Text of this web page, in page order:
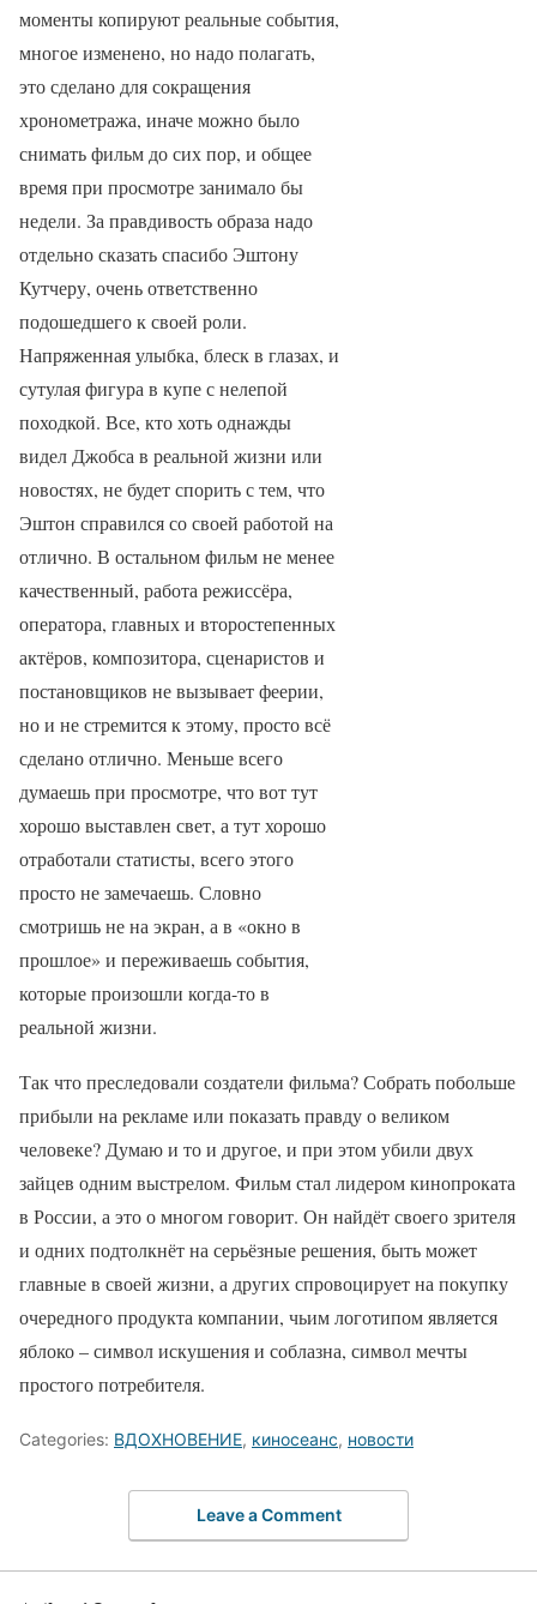
моменты копируют реальные события,
многое изменено, но надо полагать,
это сделано для сокращения
хронометража, иначе можно было
снимать фильм до сих пор, и общее
время при просмотре занимало бы
недели. За правдивость образа надо
отдельно сказать спасибо Эштону
Кутчеру, очень ответственно
подошедшего к своей роли.
Напряженная улыбка, блеск в глазах, и
сутулая фигура в купе с нелепой
походкой. Все, кто хоть однажды
видел Джобса в реальной жизни или
новостях, не будет спорить с тем, что
Эштон справился со своей работой на
отлично. В остальном фильм не менее
качественный, работа режиссёра,
оператора, главных и второстепенных
актёров, композитора, сценаристов и
постановщиков не вызывает феерии,
но и не стремится к этому, просто всё
сделано отлично. Меньше всего
думаешь при просмотре, что вот тут
хорошо выставлен свет, а тут хорошо
отработали статисты, всего этого
просто не замечаешь. Словно
смотришь не на экран, а в «окно в
прошлое» и переживаешь события,
которые произошли когда-то в
реальной жизни.
Так что преследовали создатели фильма? Собрать побольше
прибыли на рекламе или показать правду о великом
человеке? Думаю и то и другое, и при этом убили двух
зайцев одним выстрелом. Фильм стал лидером кинопроката
в России, а это о многом говорит. Он найдёт своего зрителя
и одних подтолкнёт на серьёзные решения, быть может
главные в своей жизни, а других спровоцирует на покупку
очередного продукта компании, чьим логотипом является
яблоко – символ искушения и соблазна, символ мечты
простого потребителя.
Categories: ВДОХНОВЕНИЕ, киносеанс, новости
Leave a Comment